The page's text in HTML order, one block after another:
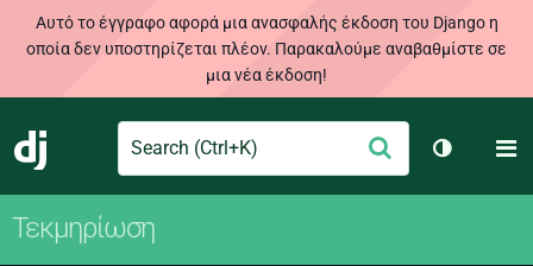
Αυτό το έγγραφο αφορά μια ανασφαλής έκδοση του Django η
οποία δεν υποστηρίζεται πλέον. Παρακαλούμε αναβαθμίστε σε
μια νέα έκδοση!
Django
Search Υποβολή
Toggle
Τεκμηρίωση